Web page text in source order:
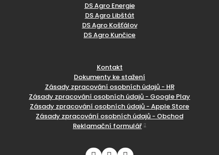
DS Agro Energie
DS Agro Libštát
DS Agro Košťálov
DS Agro Kunčice
Kontakt
Dokumenty ke stažení
Zásady zpracování osobních údajů - HR
Zásady zpracování osobních údajů - Google Play
Zásady zpracování osobních údajů - Apple Store
Zásady zpracování osobních údajů - Obchod
Reklamační formulář